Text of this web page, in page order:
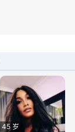
45 岁